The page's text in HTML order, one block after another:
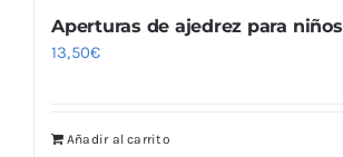
Aperturas de ajedrez para niños
13,50€
Añadir al carrito